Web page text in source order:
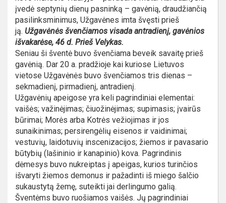
įvedė septynių dienų pasninką – gavėnią, draudžiančią
pasilinksminimus, Užgavėnes imta švęsti prieš
ją. Užgavėnės švenčiamos visada antradienį, gavėnios
išvakarėse, 46 d. Prieš Velykas.
Seniau ši šventė buvo švenčiama beveik savaitę prieš
gavėnią. Dar 20 a. pradžioje kai kuriose Lietuvos
vietose Užgavėnės buvo švenčiamos tris dienas –
sekmadienį, pirmadienį, antradienį.
Užgavėnių apeigose yra keli pagrindiniai elementai:
vaišės; važinėjimas; čiuožinėjimas; supimasis; įvairūs
būrimai; Morės arba Kotrės vežiojimas ir jos
sunaikinimas; persirengėlių eisenos ir vaidinimai;
vestuvių, laidotuvių inscenizacijos; žiemos ir pavasario
būtybių (lašininio ir kanapinio) kova. Pagrindinis
dėmesys buvo nukreiptas į apeigas, kurios turinčios
išvaryti žiemos demonus ir pažadinti iš miego šalčio
sukaustytą žemę, suteikti jai derlingumo galią.
Šventėms buvo ruošiamos vaišės. Jų pagrindiniai